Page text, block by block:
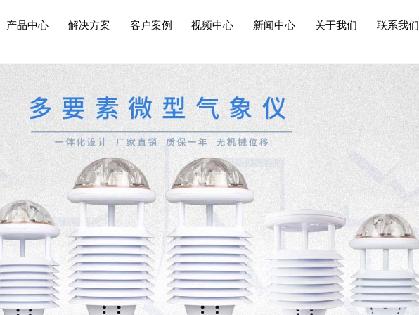
产品中心 解决方案 客户案例 视频中心 新闻中心 关于我们 联系我们